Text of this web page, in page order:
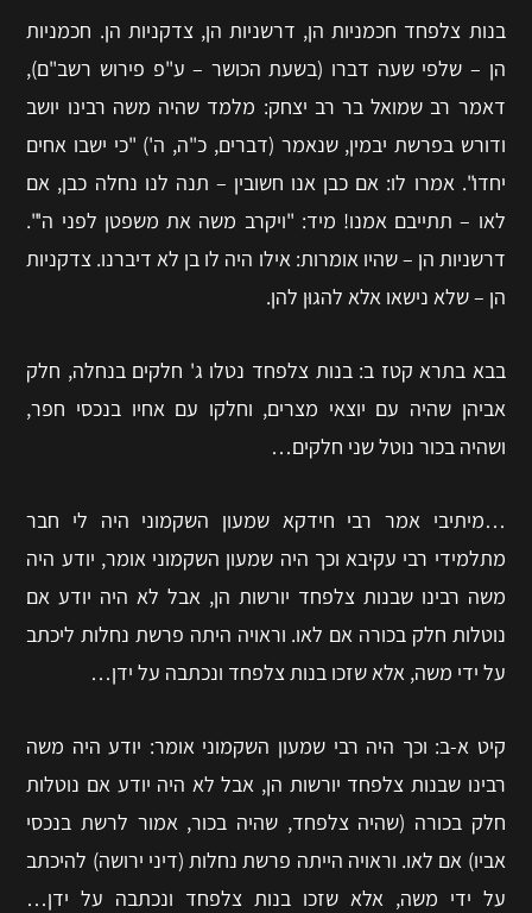
בנות צלפחד חכמניות הן, דרשניות הן, צדקניות הן. חכמניות
הן – שלפי שעה דברו (בשעת הכושר – ע"פ פירוש רשב"ם),
דאמר רב שמואל בר רב יצחק: מלמד שהיה משה רבינו יושב
ודורש בפרשת יבמין, שנאמר (דברים, כ"ה, ה') "כי ישבו אחים
יחדו". אמרו לו: אם כבן אנו חשובין – תנה לנו נחלה כבן, אם
לאו – תתייבם אמנו! מיד: "ויקרב משה את משפטן לפני ה'".
דרשניות הן – שהיו אומרות: אילו היה לו בן לא דיברנו. צדקניות
הן – שלא נישאו אלא להגוּן להן.
בבא בתרא קטז ב: בנות צלפחד נטלו ג' חלקים בנחלה, חלק
אביהן שהיה עם יוצאי מצרים, וחלקו עם אחיו בנכסי חפר,
ושהיה בכור נוטל שני חלקים…
…מיתיבי אמר רבי חידקא שמעון השקמוני היה לי חבר
מתלמידי רבי עקיבא וכך היה שמעון השקמוני אומר, יודע היה
משה רבינו שבנות צלפחד יורשות הן, אבל לא היה יודע אם
נוטלות חלק בכורה אם לאו. וראויה היתה פרשת נחלות ליכתב
על ידי משה, אלא שזכו בנות צלפחד ונכתבה על ידן…
קיט א-ב: וכך היה רבי שמעון השקמוני אומר: יודע היה משה
רבינו שבנות צלפחד יורשות הן, אבל לא היה יודע אם נוטלות
חלק בכורה (שהיה צלפחד, שהיה בכור, אמור לרשת בנכסי
אביו) אם לאו. וראויה הייתה פרשת נחלות (דיני ירושה) להיכתב
על ידי משה, אלא שזכו בנות צלפחד ונכתבה על ידן…